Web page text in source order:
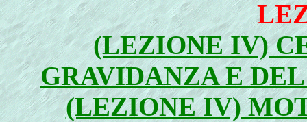
(LEZIONE IV)
GRAVIDANZA E
(LEZIONE IV)